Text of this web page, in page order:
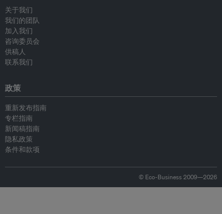
关于我们
我们的团队
加入我们
咨询委员会
供稿人
联系我们
政策
重新发布指南
专栏指南
新闻稿指南
隐私政策
条件和款项
© Eco-Business 2009—2026